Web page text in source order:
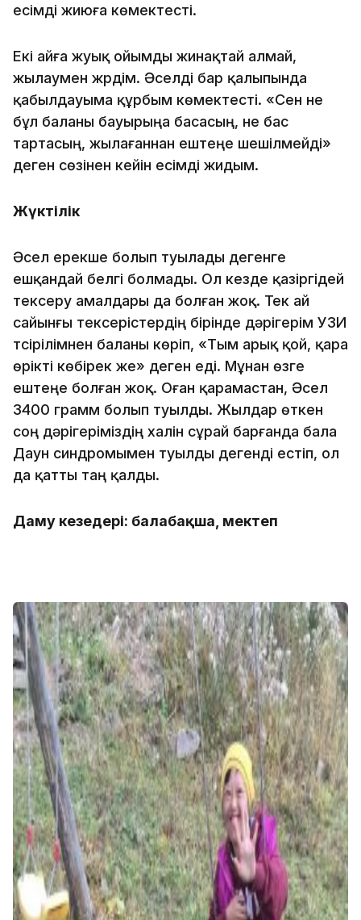
есімді жиюға көмектесті.
Екі айға жуық ойымды жинақтай алмай,
жылаумен жүрдім. Әселді бар қалыпында
қабылдауыма құрбым көмектесті. «Сен не
бұл баланы бауырыңа басасың, не бас
тартасың, жылағаннан ештеңе шешілмейді»
деген сөзінен кейін есімді жидым.
Жүктілік
Әсел ерекше болып туылады дегенге
ешқандай белгі болмады. Ол кезде қазіргідей
тексеру амалдары да болған жоқ. Тек ай
сайынғы тексерістердің бірінде дәрігерім УЗИ
түсірілімнен баланы көріп, «Тым арық қой, қара
өрікті көбірек же» деген еді. Мұнан өзге
ештеңе болған жоқ. Оған қарамастан, Әсел
3400 грамм болып туылды. Жылдар өткен
соң дәрігеріміздің халін сұрай барғанда бала
Даун синдромымен туылды дегенді естіп, ол
да қатты таң қалды.
Даму кезеңдері: балабақша, мектеп